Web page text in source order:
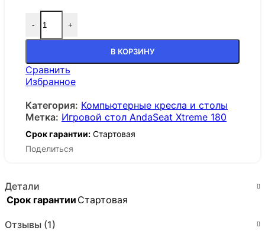
- +
В КОРЗИНУ
Сравнить
Избранное
Категория: Компьютерные кресла и столы
Метка: Игровой стол AndaSeat Xtreme 180
Срок гарантии: Стартовая
Поделиться
Детали
Срок гарантии Стартовая
Отзывы (1)